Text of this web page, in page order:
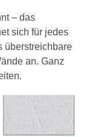
– das
sich für jedes
überstreichbare
an. Ganz